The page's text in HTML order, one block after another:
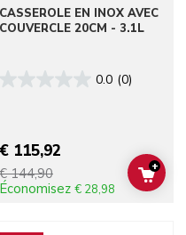
CART
CASSEROLE EN INOX AVEC
COUVERCLE 20CM - 3.1L
0.0 (0)
€ 115,92
€ 144,90
Économisez € 28,98
ADD
+